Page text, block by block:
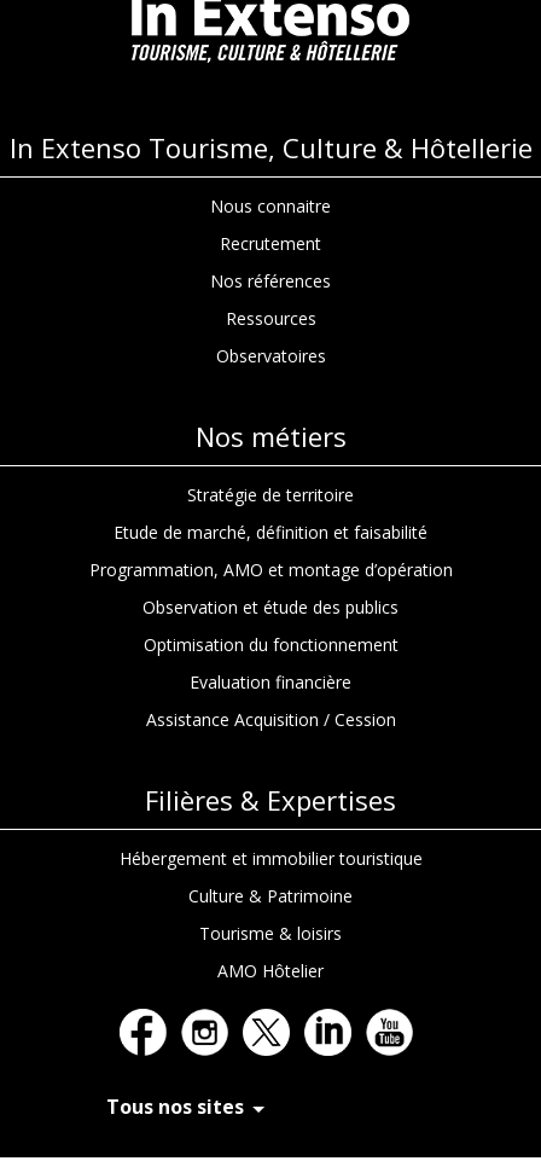
In Extenso Tourisme, Culture & Hôtellerie
Nous connaitre
Recrutement
Nos références
Ressources
Observatoires
Nos métiers
Stratégie de territoire
Etude de marché, définition et faisabilité
Programmation, AMO et montage d’opération
Observation et étude des publics
Optimisation du fonctionnement
Evaluation financière
Assistance Acquisition / Cession
Filières & Expertises
Hébergement et immobilier touristique
Culture & Patrimoine
Tourisme & loisirs
AMO Hôtelier
Tous nos sites